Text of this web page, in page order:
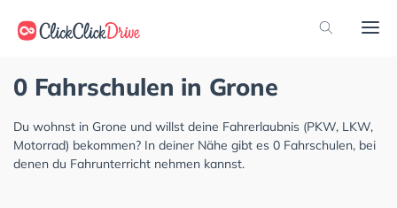
0 Fahrschulen in Grone
Du wohnst in Grone und willst deine Fahrerlaubnis (PKW, LKW,
Motorrad) bekommen? In deiner Nähe gibt es 0 Fahrschulen, bei
denen du Fahrunterricht nehmen kannst.